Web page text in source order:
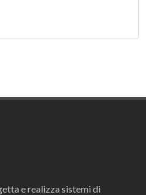
e realizza sistemi di